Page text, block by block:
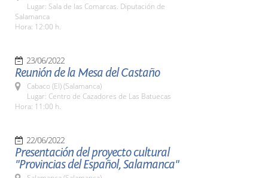
Lugar: Sala de las Comarcas. Diputación de
Salamanca
Hora: 12:00 h.
23/06/2022
Reunión de la Mesa del Castaño
Cabaco (El) (Salamanca)
Lugar: Centro de Cazadores de Las Batuecas
Hora: 11:00 h.
22/06/2022
Presentación del proyecto cultural
"Provincias del Español, Salamanca"